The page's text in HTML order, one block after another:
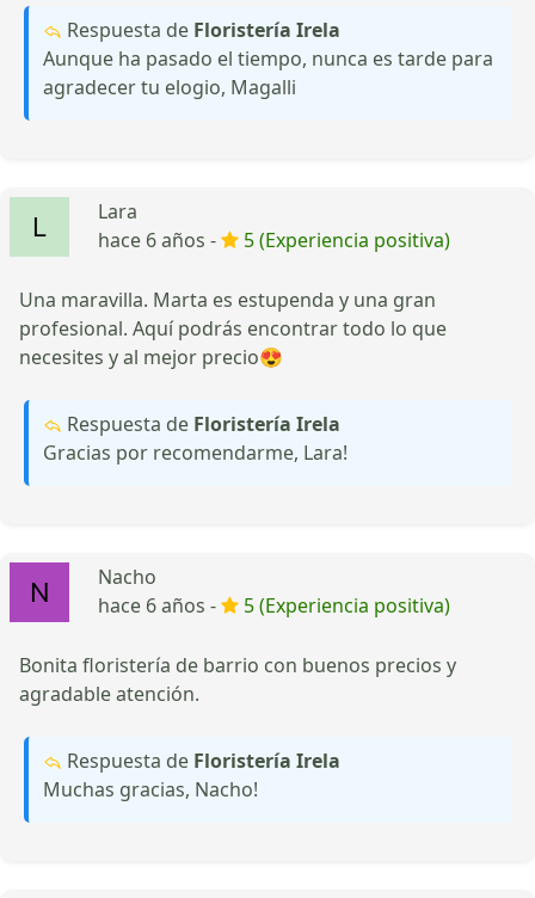
Respuesta de Floristería Irela
Aunque ha pasado el tiempo, nunca es tarde para
agradecer tu elogio, Magalli
Lara
hace 6 años -
5 (Experiencia positiva)
Una maravilla. Marta es estupenda y una gran
profesional. Aquí podrás encontrar todo lo que
necesites y al mejor precio😍
Respuesta de Floristería Irela
Gracias por recomendarme, Lara!
Nacho
hace 6 años -
5 (Experiencia positiva)
Bonita floristería de barrio con buenos precios y
agradable atención.
Respuesta de Floristería Irela
Muchas gracias, Nacho!